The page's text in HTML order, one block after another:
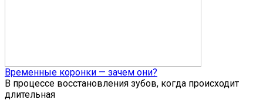
Временные коронки — зачем они?
В процессе восстановления зубов, когда происходит
длительная